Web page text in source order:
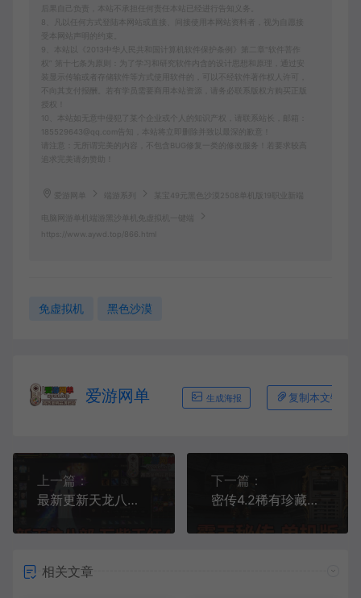
后果自己负责，本站不承担任何责任本站已经进行告知义务。
8、凡以任何方式登陆本网站或直接、间接使用本网站资料者，视为自愿接
受本网站声明的约束。
9、本站以《2013中华人民共和国计算机软件保护条例》第二章"软件菩作
权” 第十七条为原则：为了学习和研究软件内含的设计思想和原理，通过安
装显示传输或者存储软件等方式使用软件的，可以不经软件著作权人许可，
不向其支付报酬。若有学员需要商用本站资源，请务必联系版权方购买正版
10、本站如无意中侵犯了某个企业或个人的知识产权，请联系站长，邮箱：
185529643@qq.com告知，本站将立即删除并致以最深的歉意！
请注意：无所谓完美的内容，不包含BUG修复一类的修改服务！若要求较高
追求完美请勿赞助！
爱游网单 端游系列 某宝49元黑色沙漠2508单机版19职业新端
电脑网游单机端游黑沙单机免虚拟机一键端
https://www.aywd.top/866.html
免虚拟机 黑色沙漠
爱游网单 生成海报 复制本文链接
上一篇：
最新更新天龙八部万紫千红4仿官单机版内置GM经典唯美双和客户端虚拟机一键端
下一篇：
密传4.2稀有珍藏单机虚拟机一键端新宠物坐骑珍藏版双GM工具可刷所有物品视频教程
相关文章